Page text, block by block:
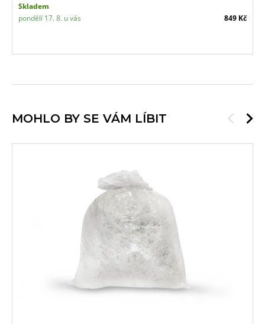
Skladem
pondělí 17. 8. u vás
849 Kč
MOHLO BY SE VÁM LÍBIT